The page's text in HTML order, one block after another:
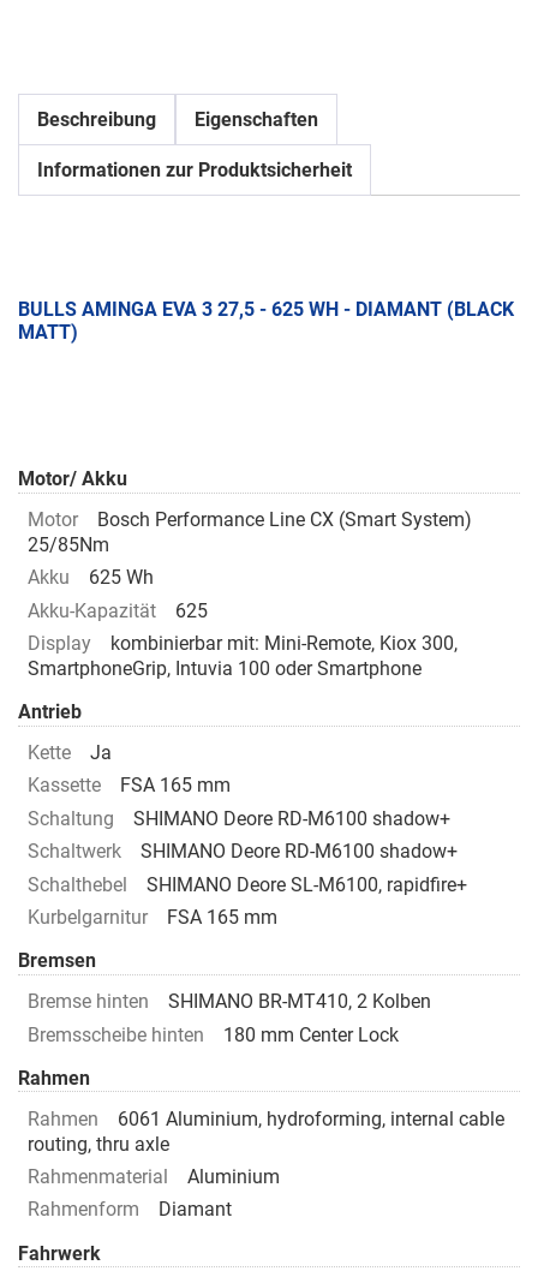
Beschreibung Eigenschaften
Informationen zur Produktsicherheit
BULLS AMINGA EVA 3 27,5 - 625 WH - DIAMANT (BLACK
MATT)
Motor/ Akku
Motor
Bosch Performance Line CX (Smart System)
25/85Nm
Akku
625 Wh
Akku-Kapazität
625
Display
kombinierbar mit: Mini-Remote, Kiox 300,
SmartphoneGrip, Intuvia 100 oder Smartphone
Antrieb
Kette
Ja
Kassette
FSA 165 mm
Schaltung
SHIMANO Deore RD-M6100 shadow+
Schaltwerk
SHIMANO Deore RD-M6100 shadow+
Schalthebel
SHIMANO Deore SL-M6100, rapidfire+
Kurbelgarnitur
FSA 165 mm
Bremsen
Bremse hinten
SHIMANO BR-MT410, 2 Kolben
Bremsscheibe hinten
180 mm Center Lock
Rahmen
Rahmen
6061 Aluminium, hydroforming, internal cable
routing, thru axle
Rahmenmaterial
Aluminium
Rahmenform
Diamant
Fahrwerk